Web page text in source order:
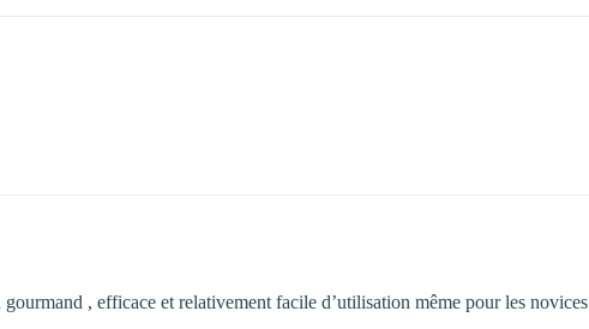
, efficace et relativement facile d’utilisation même pour les novices